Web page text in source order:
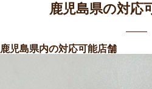
鹿児島県の対応
鹿児島県内の対応可能店舗